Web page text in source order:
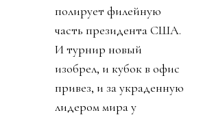
полирует филейную
часть президента США.
И турнир новый
изобрел, и кубок в офис
привез, и за украденную
лидером мира у